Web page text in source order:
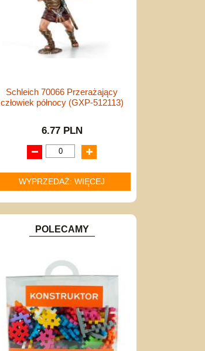
Schleich 70066 Przerażający
człowiek północy (GXP-512113)
6.77 PLN
WYPRZEDAŻ: WIĘCEJ
POLECAMY